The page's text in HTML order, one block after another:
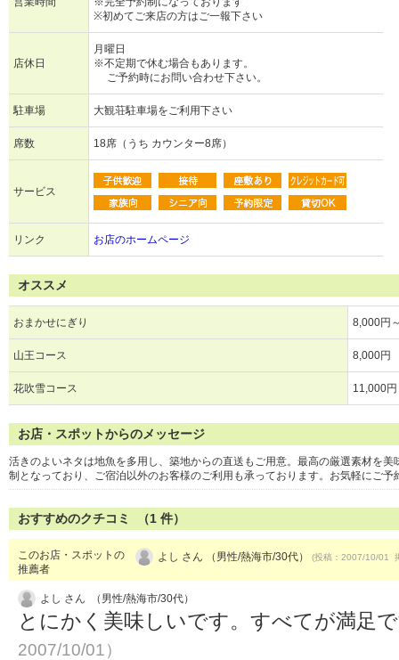
※初めてご来店の方はご一報下さい
店休日
月曜日
※不定期で休む場合もあります。
ご予約時にお問い合わせ下さい。
駐車場 大観荘駐車場をご利用下さい
席数 18席（うち カウンター8席）
サービス
リンク お店のホームページ
オススメ
おまかせにぎり 8,000円
山王コース 8,000円
花吹雪コース 11,000円
お店・スポットからのメッセージ
活きのよいネタは地魚を多用し、築地からの直送もご用意。最高の厳選素材を
制となっており、ご宿泊以外のお客様のご利用も承っております。お気軽にご予
おすすめのクチコミ （1 件）
このお店・スポットの
推薦者
よし さん （男性/熱海市/30代） (投稿：2007/10/01
よし さん （男性/熱海市/30代）
とにかく美味しいです。すべてが満足
2007/10/01）